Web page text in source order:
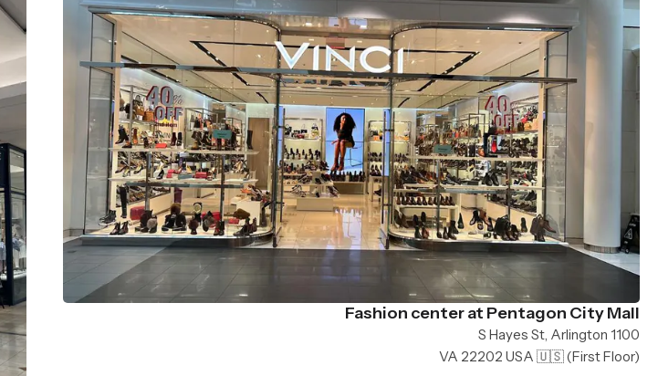
Fashion center at Pentagon City Mall
1100 S Hayes St, Arlington
VA 22202 USA 🇺🇸(First Floor)